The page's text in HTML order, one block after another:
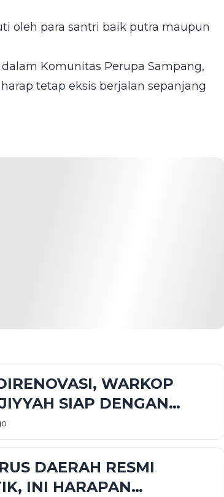
oleh para santri baik putra maupun
Komunitas Perupa Sampang,
tetap eksis berjalan sepanjang
WARKOP
SIAP DENGAN
BARU
DAERAH RESMI
INI HARAPAN